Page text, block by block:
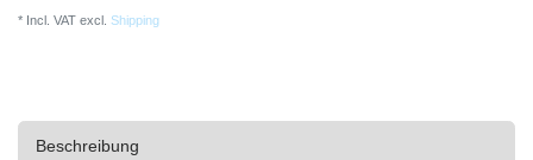
* Incl. VAT excl. Shipping
Beschreibung